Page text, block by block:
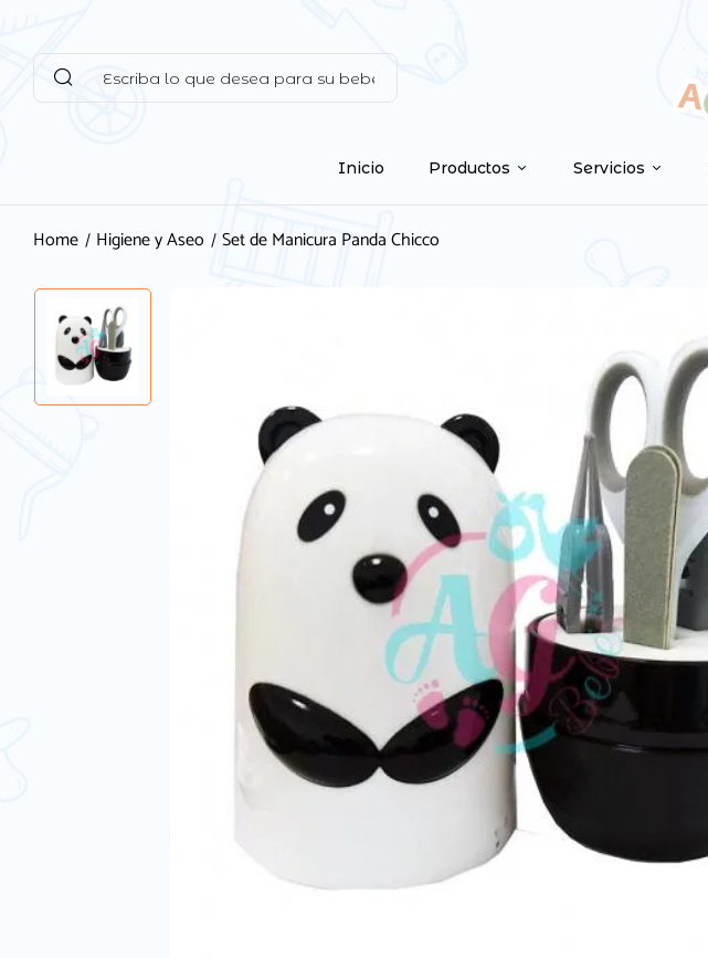
Inicio Productos Servicios
Home Higiene y Aseo Set de Manicura Panda Chicco